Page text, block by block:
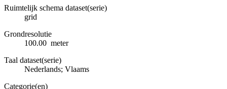
Ruimtelijk schema dataset(serie)
grid
Grondresolutie
100.00 meter
Taal dataset(serie)
Nederlands; Vlaams
Categorie(en)